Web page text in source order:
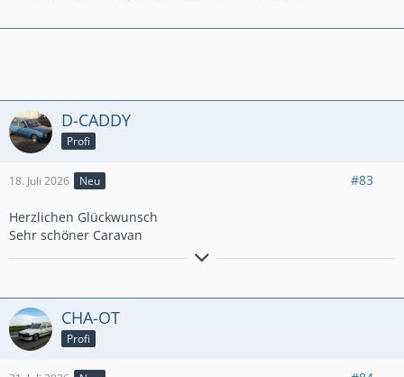
D-CADDY
Profi
18. Juli 2026 Neu #83
Herzlichen Glückwunsch
Sehr schöner Caravan
Kadett D Caravan GLS 20NE,
Kadett D Caravan c20xe
CHA-OT
Profi